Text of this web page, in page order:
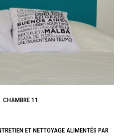
CHAMBRE 11
ET NETTOYAGE ALIMENTÉS PAR